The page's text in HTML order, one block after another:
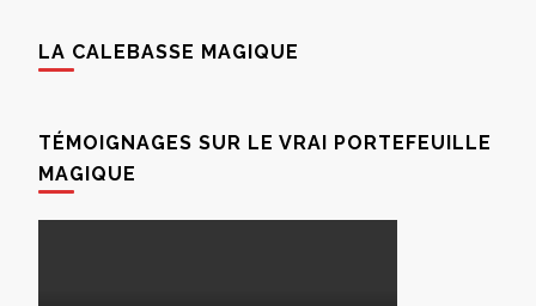
LA CALEBASSE MAGIQUE
TÉMOIGNAGES SUR LE VRAI PORTEFEUILLE
MAGIQUE